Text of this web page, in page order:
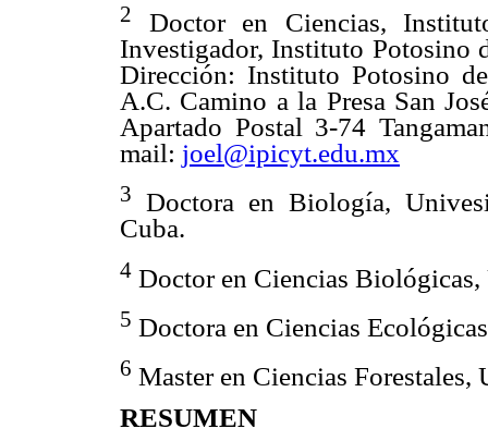
2
Doctor en Ciencias,
Investigador, Instituto Potosino
Dirección: Instituto Potosino
A.C. Camino a la Presa San
Apartado Postal 3-74
mail: joel@ipicyt.edu.mx
3
Doctora en Biología,
Cuba.
4 Doctor en Ciencias Biológicas,
5 Doctora en Ciencias
6 Master en Ciencias Forestales,
RESUMEN